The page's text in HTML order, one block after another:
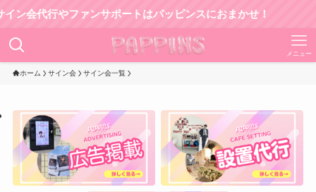
行やファンサポートはパッピンスにおまかせ！
メニュー
ホーム サイン会 サイン会一覧